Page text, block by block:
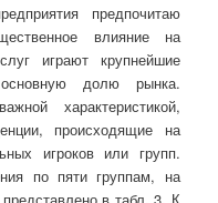
предпочитаю
влияние на
играют крупнейшие
долю рынка.
характеристикой,
происходящие на
игроков или групп.
по пяти группам, на